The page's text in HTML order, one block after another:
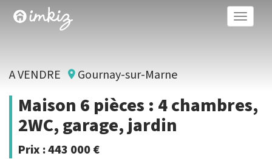
Toggle
A VENDRE Gournay-sur-Marne
Maison 6 pièces : 4 chambres,
2WC, garage, jardin
Prix :443 000 €